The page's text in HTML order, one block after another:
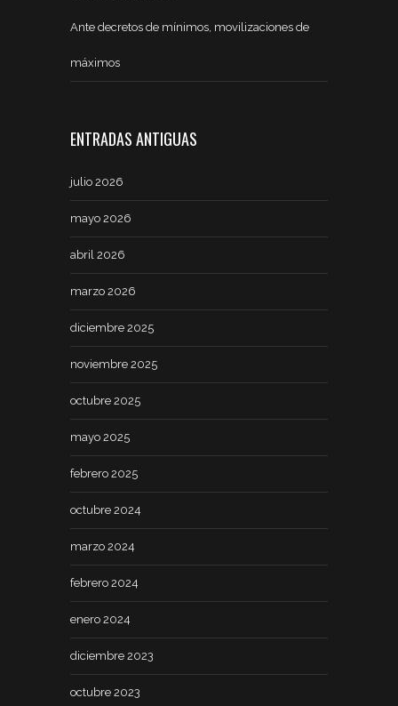
Ante decretos de mínimos, movilizaciones de
máximos
ENTRADAS ANTIGUAS
julio 2026
mayo 2026
abril 2026
marzo 2026
diciembre 2025
noviembre 2025
octubre 2025
mayo 2025
febrero 2025
octubre 2024
marzo 2024
febrero 2024
enero 2024
diciembre 2023
octubre 2023